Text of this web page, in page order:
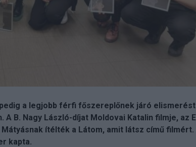
a legjobb férfi főszereplőnek járó elismerést
B. Nagy László-díjat Moldovai Katalin filmje, az
ítélték a Látom, amit látsz című filmért.
kapta.